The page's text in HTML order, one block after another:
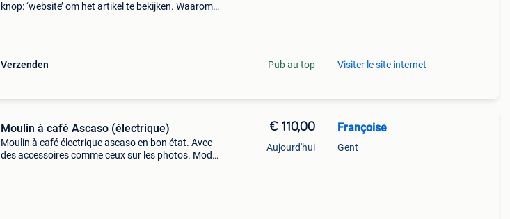
knop: ‘website’ om het artikel te bekijken. Waarom
Verzenden Pub au top Visiter le site internet
Moulin à café Ascaso (électrique)
Moulin à café électrique ascaso en bon état. Avec
des accessoires comme ceux sur les photos. Mode
€ 110,00
Aujourd'hui
Françoise
Gent